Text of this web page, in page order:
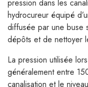
pression dans les
hydrocureur équipé
diffusée par une buse
dépôts et de nettoyer
La pression utilisée
généralement entre
canalisation et le